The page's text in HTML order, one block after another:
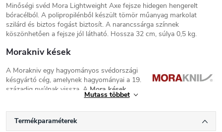
Minőségi svéd Mora Lightweight Axe fejsze hidegen hengerelt
bóracélból. A polipropilénből készült tömör műanyag markolat
szilárd és biztos fogást biztosít. A narancssárga színnek
köszönhetően a fejsze jól látható. Hossza 32 cm, súlya 0,5 kg.
Morakniv kések
A Morakniv egy hagyományos svédországi
késgyártó cég, amelynek hagyományai a 19.
századig nyúlnak vissza. A Mora kések
kültéri és munkakések
Tactical sorozathoz tartozó outdoor késeket, valamint a
faragókéseket a Mora
Mutass többet
Termékparaméterek